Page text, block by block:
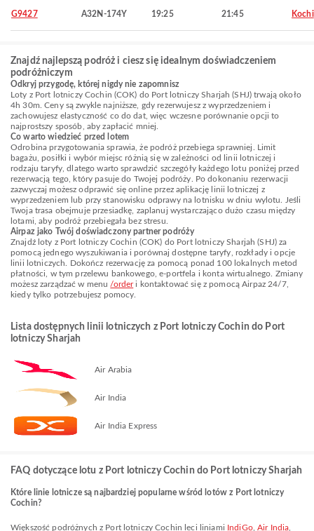
G9427 A32N-174Y 19:25 21:45 Kochi
Znajdź najlepszą podróż i ciesz się idealnym doświadczeniem
podróżniczym
Odkryj przygodę, której nigdy nie zapomnisz
Loty z Port lotniczy Cochin (COK) do Port lotniczy Sharjah (SHJ) trwają około
4h 30m. Ceny są zwykle najniższe, gdy rezerwujesz z wyprzedzeniem i
zachowujesz elastyczność co do dat, więc wczesne porównanie opcji to
najprostszy sposób, aby zapłacić mniej.
Co warto wiedzieć przed lotem
Odrobina przygotowania sprawia, że podróż przebiega sprawniej. Limit
bagażu, posiłki i wybór miejsc różnią się w zależności od linii lotniczej i
rodzaju taryfy, dlatego warto sprawdzić szczegóły każdego lotu poniżej przed
rezerwacją tego, który pasuje do Twojej podróży. Po dokonaniu rezerwacji
zazwyczaj możesz odprawić się online przez aplikację linii lotniczej z
wyprzedzeniem lub przy stanowisku odprawy na lotnisku w dniu wylotu. Jeśli
Twoja trasa obejmuje przesiadkę, zaplanuj wystarczająco dużo czasu między
lotami, aby podróż przebiegała bez stresu.
Airpaz jako Twój doświadczony partner podróży
Znajdź loty z Port lotniczy Cochin (COK) do Port lotniczy Sharjah (SHJ) za
pomocą jednego wyszukiwania i porównaj dostępne taryfy, rozkłady i opcje
linii lotniczych. Dokończ rezerwację za pomocą ponad 100 lokalnych metod
płatności, w tym przelewu bankowego, e-portfela i konta wirtualnego. Zmiany
możesz zarządzać w menu /orderi kontaktować się z pomocą Airpaz 24/7,
kiedy tylko potrzebujesz pomocy.
Lista dostępnych linii lotniczych z Port lotniczy Cochin do Port
lotniczy Sharjah
Air Arabia
Air India
Air India Express
FAQ dotyczące lotu z Port lotniczy Cochin do Port lotniczy Sharjah
Które linie lotnicze są najbardziej popularne wśród lotów z Port lotniczy
Cochin?
Większość podróżnych z Port lotniczy Cochin leci liniami IndiGo,Air India